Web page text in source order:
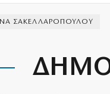
ΣΑΚΕΛΛΑΡΟΠΟΥΛΟΥ